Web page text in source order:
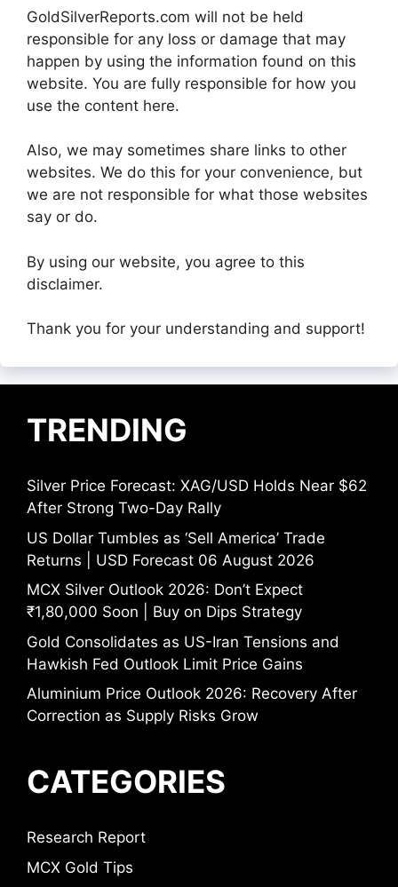
GoldSilverReports.com will not be held
responsible for any loss or damage that may
happen by using the information found on this
website. You are fully responsible for how you
use the content here.
Also, we may sometimes share links to other
websites. We do this for your convenience, but
we are not responsible for what those websites
say or do.
By using our website, you agree to this
disclaimer.
Thank you for your understanding and support!
TRENDING
Silver Price Forecast: XAG/USD Holds Near $62
After Strong Two-Day Rally
US Dollar Tumbles as ‘Sell America’ Trade
Returns | USD Forecast 06 August 2026
MCX Silver Outlook 2026: Don’t Expect
₹1,80,000 Soon | Buy on Dips Strategy
Gold Consolidates as US-Iran Tensions and
Hawkish Fed Outlook Limit Price Gains
Aluminium Price Outlook 2026: Recovery After
Correction as Supply Risks Grow
CATEGORIES
Research Report
MCX Gold Tips